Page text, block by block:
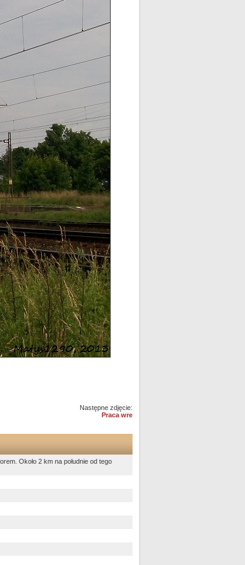
Następne zdjęcie:
Praca wre
Około 2 km na południe od tego